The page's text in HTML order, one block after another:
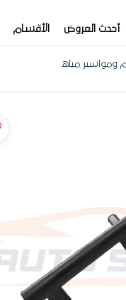
أحدث العروض الأقسام
ومواسير مياه